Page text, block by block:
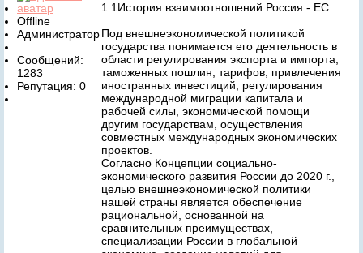
Offline
Администратор
Сообщений:
1283
Репутация: 0
1.1История взаимоотношений Россия - ЕС.
Под внешнеэкономической политикой
государства понимается его деятельность в
области регулирования экспорта и импорта,
таможенных пошлин, тарифов, привлечения
иностранных инвестиций, регулирования
международной миграции капитала и
рабочей силы, экономической помощи
другим государствам, осуществления
совместных международных экономических
проектов.
Согласно Концепции социально-
экономического развития России до 2020 г.,
целью внешнеэкономической политики
нашей страны является обеспечение
рациональной, основанной на
сравнительных преимуществах,
специализации России в глобальной